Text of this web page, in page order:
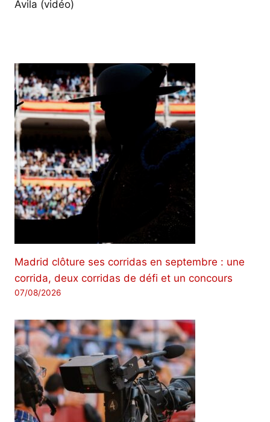
Avila (vidéo)
Madrid clôture ses corridas en septembre : une
corrida, deux corridas de défi et un concours
07/08/2026